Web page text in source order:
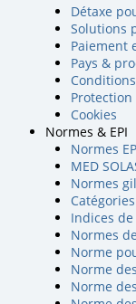
Détaxe
Solutions
Paiement
Pays &
Cookies
Normes & EPI
Normes
MED
Normes
Indices
Normes
Norme
Norme
Norme